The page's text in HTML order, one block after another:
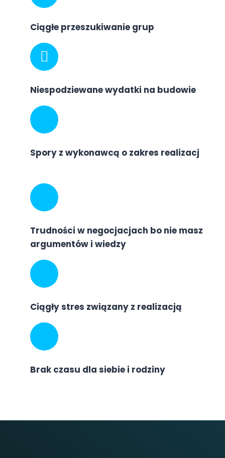
Ciągłe przeszukiwanie grup
Niespodziewane wydatki na budowie
Spory z wykonawcą o zakres realizacj
Trudności w negocjacjach bo nie masz
argumentów i wiedzy
Ciągły stres związany z realizacją
Brak czasu dla siebie i rodziny